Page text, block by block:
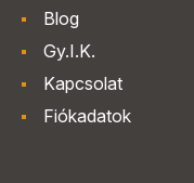
Blog
Gy.I.K.
Kapcsolat
Fiókadatok